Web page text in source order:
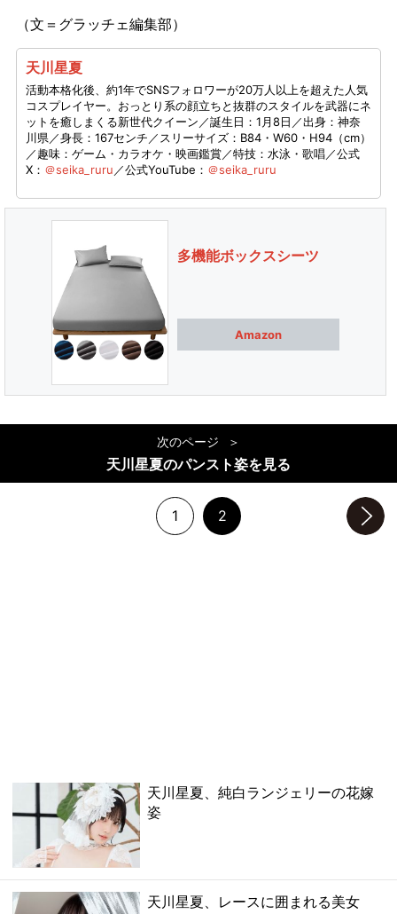
（文＝グラッチェ編集部）
天川星夏
活動本格化後、約1年でSNSフォロワーが20万人以上を超えた人気
コスプレイヤー。おっとり系の顔立ちと抜群のスタイルを武器にネ
ットを癒しまくる新世代クイーン／誕生日：1月8日／出身：神奈
川県／身長：167センチ／スリーサイズ：B84・W60・H94（cm）
／趣味：ゲーム・カラオケ・映画鑑賞／特技：水泳・歌唱／公式
X： ＠seika_ruru ／公式YouTube： ＠seika_ruru
多機能ボックスシーツ
Amazon
次のページ
天川星夏のパンスト姿を見る
1 2
天川星夏、純白ランジェリーの花嫁
姿
天川星夏、レースに囲まれる美女